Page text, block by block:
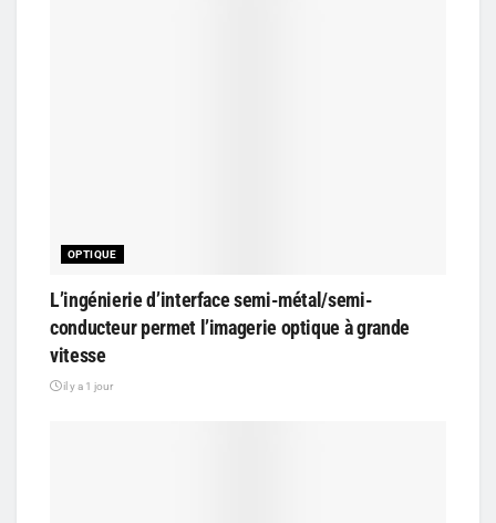
OPTIQUE
L’ingénierie d’interface semi-métal/semi-
conducteur permet l’imagerie optique à grande
vitesse
il y a 1 jour